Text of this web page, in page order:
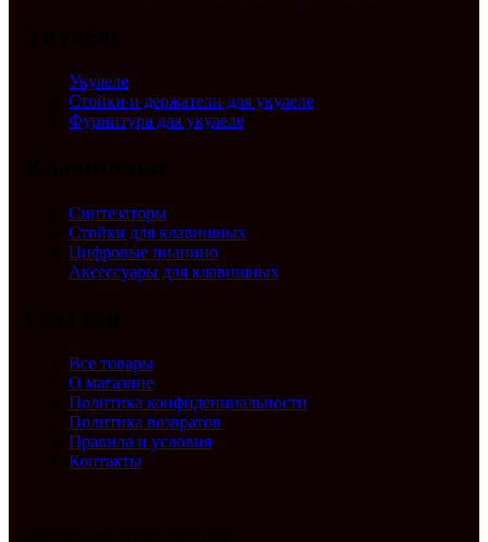
Укулеле
Стойки и держатели для укулеле
Фурнитура для укулеле
Синтезаторы
Стойки для клавишных
Цифровые пианино
Аксессуары для клавишных
Все товары
О магазине
Политика конфиденциальности
Политика возвратов
Правила и условия
Контакты